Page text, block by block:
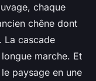
chaque
chêne dont
La cascade
longue marche. Et
paysage en une